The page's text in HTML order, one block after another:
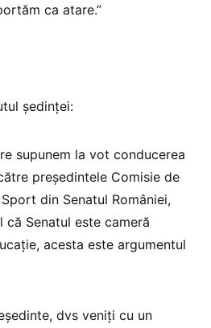
ca atare.”
ședinței:
supunem la vot conducerea
președintele Comisie de
din Senatul României,
Senatul este cameră
acesta este argumentul
dvs veniți cu un